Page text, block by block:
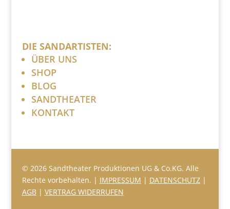
DIE SANDARTISTEN:
ÜBER UNS
SHOP
BLOG
SANDTHEATER
KONTAKT
© 2026 Sandtheater Produktionen UG & Co.KG. Alle
Rechte vorbehalten. | IMPRESSUM | DATENSCHUTZ|
AGB| VERTRAG WIDERRUFEN